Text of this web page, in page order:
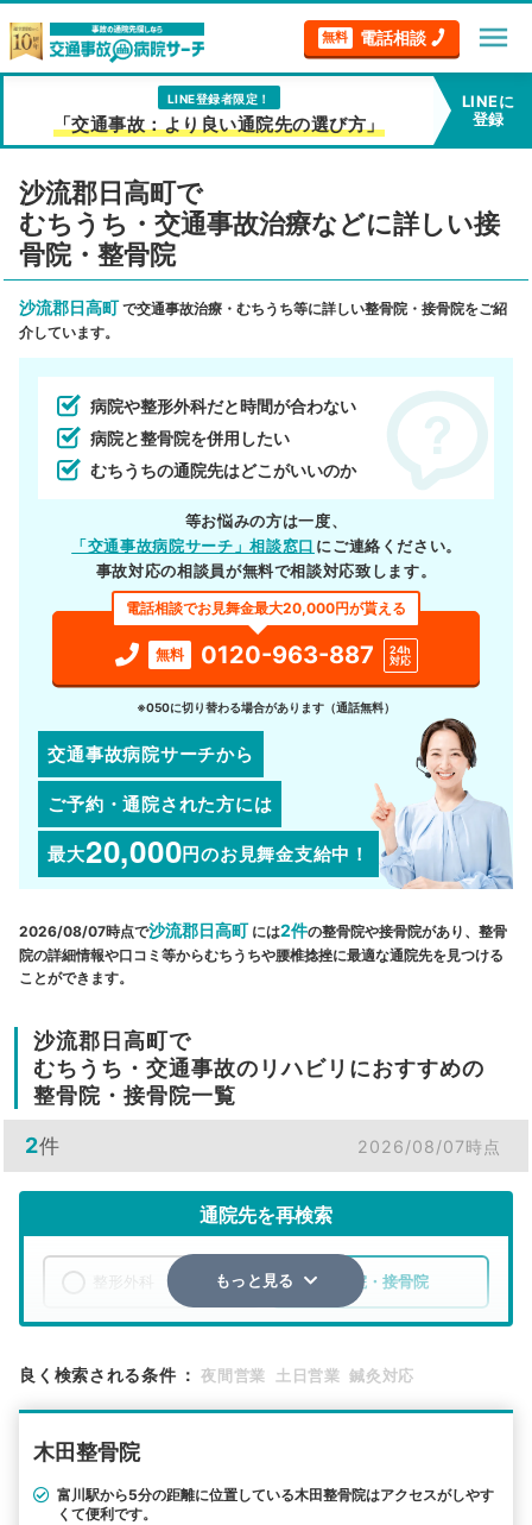
無料 電話相談 menu
LINE登録者限定！
「交通事故：より良い通院先の選び方」
LINEに
登録
沙流郡日高町で
むちうち・交通事故治療などに詳しい接
骨院・整骨院
沙流郡日高町で交通事故治療・むちうち等に詳しい整骨院・接骨院をご紹
介しています。
病院や整形外科だと時間が合わない
病院と整骨院を併用したい
むちうちの通院先はどこがいいのか
等お悩みの方は一度、
「交通事故病院サーチ」相談窓口 にご連絡ください。
事故対応の相談員が無料で相談対応致します。
電話相談でお見舞金最大20,000円が貰える
無料 0120-963-887
24h
対応
※050に切り替わる場合があります（通話無料）
交通事故病院サーチから
ご予約・通院された方には
最大20,000円のお見舞金支給中！
2026/08/07時点で沙流郡日高町 には2件の整骨院や接骨院があり、整骨
院の詳細情報や口コミ等からむちうちや腰椎捻挫に最適な通院先を見つける
ことができます。
沙流郡日高町で
むちうち・交通事故のリハビリにおすすめの
整骨院・接骨院一覧
2件 2026/08/07時点
通院先を再検索
整骨院・接骨院
検索する
もっと見る
良く検索される条件 ： 夜間営業 土日営業 鍼灸対応
木田整骨院
富川駅から5分の距離に位置している木田整骨院はアクセスがしやす
くて便利です。